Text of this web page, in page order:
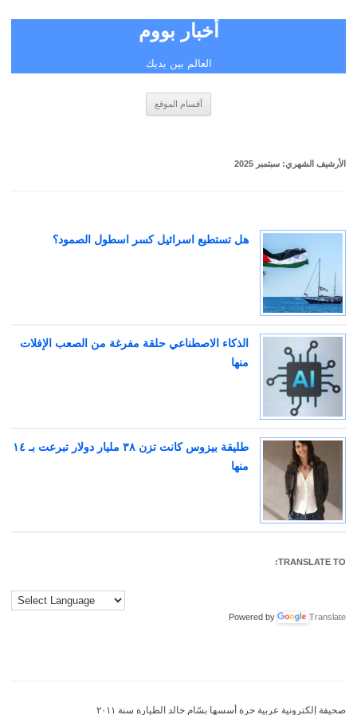
أخبار بووم
العالم بين يديك
أقسام الموقع
الأرشيف الشهري: سبتمبر 2025
هل تستطيع اسرائيل كسر اسطول الصمود؟
الذكاء الاصطناعي حلقة مفرغة من الصعب الإفلات
منها
طليقة بيزوس كانت تزن ٣٨ مليار دولار تبرعت بـ ١٤
منها
TRANSLATE TO:
Powered by Translate
صحيفة إلكترونية عربية حرة أسسها بسّام خالد الطيارة سنة ٢٠١١